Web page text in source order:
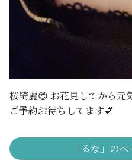
桜綺麗😍 お花見してから
ご予約お待ちしてます💕
「るな」の